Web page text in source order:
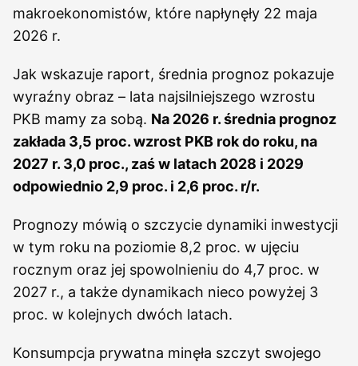
makroekonomistów, które napłynęły 22 maja
2026 r.
Jak wskazuje raport, średnia prognoz pokazuje
wyraźny obraz – lata najsilniejszego wzrostu
PKB mamy za sobą. Na 2026 r. średnia prognoz
zakłada 3,5 proc. wzrost PKB rok do roku, na
2027 r. 3,0 proc., zaś w latach 2028 i 2029
odpowiednio 2,9 proc. i 2,6 proc. r/r.
Prognozy mówią o szczycie dynamiki inwestycji
w tym roku na poziomie 8,2 proc. w ujęciu
rocznym oraz jej spowolnieniu do 4,7 proc. w
2027 r., a także dynamikach nieco powyżej 3
proc. w kolejnych dwóch latach.
Konsumpcja prywatna minęła szczyt swojego